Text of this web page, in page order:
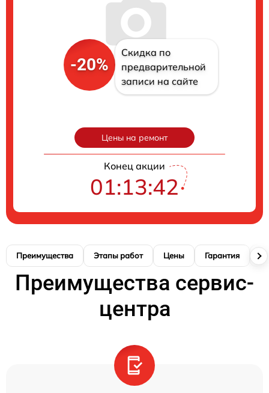
-20%
Скидка по
предварительной
записи на сайте
Цены на ремонт
Конец акции
01:13:42
Преимущества Этапы работ Цены Гарантия
Преимущества сервис-
центра